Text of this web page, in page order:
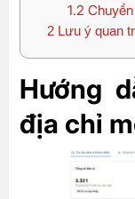
1.2
2 Lưu ý quan
Hướng
địa chỉ